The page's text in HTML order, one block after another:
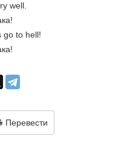
well.
go to hell!
Перевести